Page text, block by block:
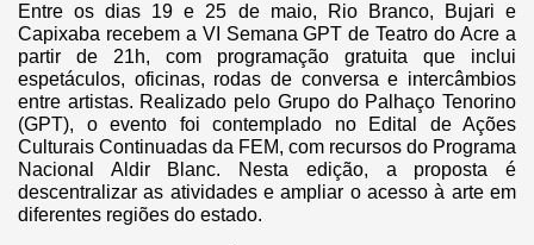
Entre os dias 19 e 25 de maio, Rio Branco, Bujari e
Capixaba recebem a VI Semana GPT de Teatro do Acre a
partir de 21h, com programação gratuita que inclui
espetáculos, oficinas, rodas de conversa e intercâmbios
entre artistas. Realizado pelo Grupo do Palhaço Tenorino
(GPT), o evento foi contemplado no Edital de Ações
Culturais Continuadas da FEM, com recursos do Programa
Nacional Aldir Blanc. Nesta edição, a proposta é
descentralizar as atividades e ampliar o acesso à arte em
diferentes regiões do estado.